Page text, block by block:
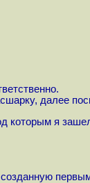
далее
я